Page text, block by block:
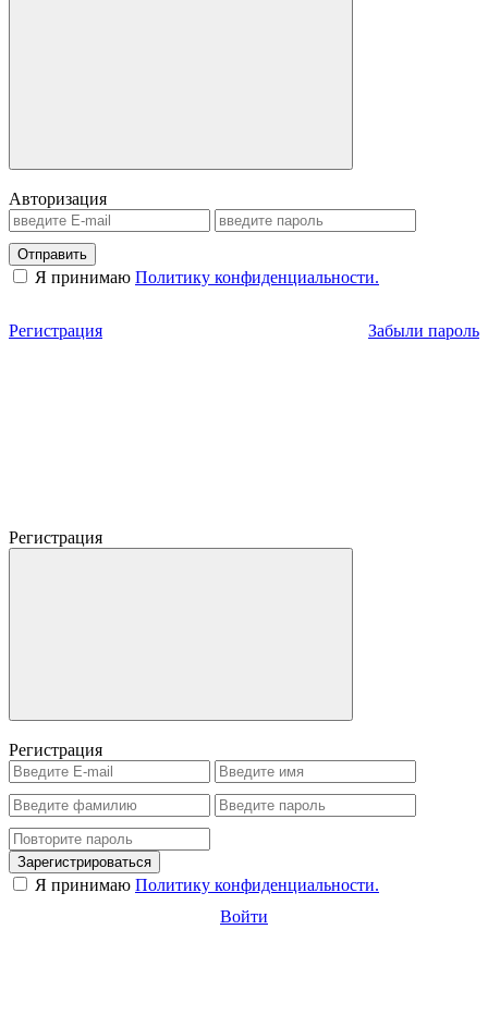
Авторизация
Отправить
Я принимаю Политику конфиденциальности.
Регистрация Забыли пароль
Регистрация
Регистрация
Зарегистрироваться
Я принимаю Политику конфиденциальности.
Войти